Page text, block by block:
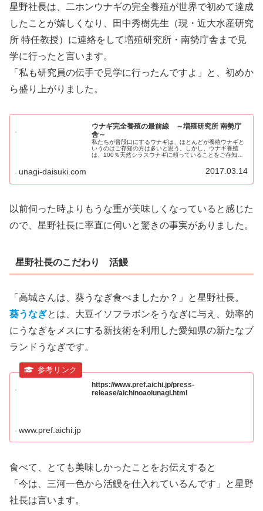
星野社長は、二ホンウナギの完全養殖が世界で初めて達成
したことが嬉しくなり、田中秀樹先生（現・近大水産研究
所 特任教授）に連絡をして増殖研究所・南勢庁舎まで見
学に行ったと言います。
「私も研究員の伝手で見学に行ったんですよ」と、初めか
ら盛り上がりました。
ウナギ完全養殖の最前線 ～増殖研究所 南勢庁
舎～
私たちが普段口にするウナギは、ほとんどが養殖ウナギと
いうのはご存知の方は多いと思う。しかし、ウナギ養殖
は、100％天然シラスウナギに頼っていることをご存知の
unagi-daisuki.com 2017.03.14
以前伺った時よりもうな重が美味しくなっていると感じた
ので、星野社長に率直に伺いと驚きの事実がありました。
星野社長のこだわり 活鰻
「高城さんは、葵うなぎ食べましたか？」と星野社長。
葵うなぎとは、大豆イソフラボンをうなぎに与え、効率的
にうなぎをメスにする新技術を利用した愛知県の新たなブ
ランドうなぎです。
https://www.pref.aichi.jp/press-
release/aichinoaoiunagi.html
www.pref.aichi.jp
食べて、とても美味しかったことをお伝えすると
「今は、三河一色から活鰻を仕入れているんです」と星野
社長は言います。